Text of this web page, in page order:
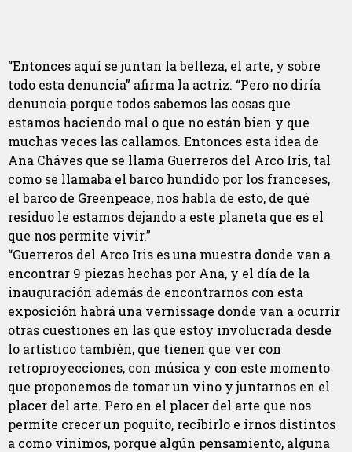
“Entonces aquí se juntan la belleza, el arte, y sobre
todo esta denuncia” afirma la actriz. “Pero no diría
denuncia porque todos sabemos las cosas que
estamos haciendo mal o que no están bien y que
muchas veces las callamos. Entonces esta idea de
Ana Cháves que se llama Guerreros del Arco Iris, tal
como se llamaba el barco hundido por los franceses,
el barco de Greenpeace, nos habla de esto, de qué
residuo le estamos dejando a este planeta que es el
que nos permite vivir.”
“Guerreros del Arco Iris es una muestra donde van a
encontrar 9 piezas hechas por Ana, y el día de la
inauguración además de encontrarnos con esta
exposición habrá una vernissage donde van a ocurrir
otras cuestiones en las que estoy involucrada desde
lo artístico también, que tienen que ver con
retroproyecciones, con música y con este momento
que proponemos de tomar un vino y juntarnos en el
placer del arte. Pero en el placer del arte que nos
permite crecer un poquito, recibirlo e irnos distintos
a como vinimos, porque algún pensamiento, alguna